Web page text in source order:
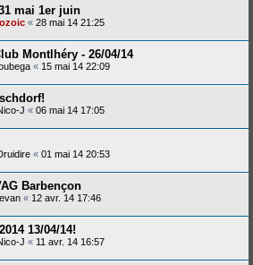
mai 1er juin
« 28 mai 14 21:25
Montlhéry - 26/04/14
« 15 mai 14 22:09
J « 06 mai 14 17:05
« 01 mai 14 20:53
Barbençon
« 12 avr. 14 17:46
13/04/14!
J « 11 avr. 14 16:57